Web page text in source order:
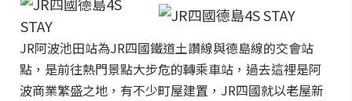
JR阿波池田站為JR四國鐵道土讚線與德島線的交會站
點，是前往熱門景點大步危的轉乘車站，過去這裡是阿
波商業繁盛之地，有不少町屋建置，JR四國就以老屋新